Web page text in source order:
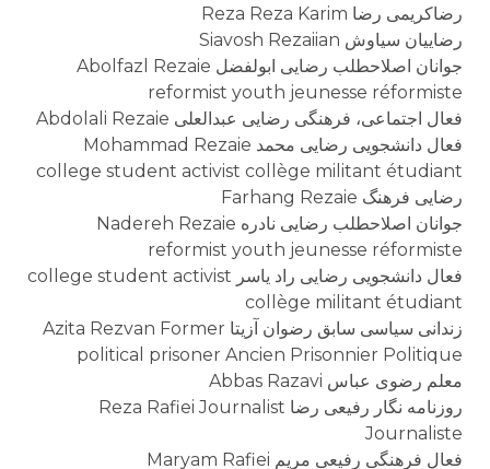
رضاکریمی رضا Reza Reza Karim
رضاييان سياوش Siavosh Rezaiian
جوانان اصلاحطلب رضایی ابولفضل Abolfazl Rezaie
reformist youth jeunesse réformiste
فعال اجتماعی، فرهنگی رضایی عبدالعلی Abdolali Rezaie
فعال دانشجویی رضایی محمد Mohammad Rezaie
college student activist collège militant étudiant
رضایی فرهنگ Farhang Rezaie
جوانان اصلاحطلب رضایی نادره Nadereh Rezaie
reformist youth jeunesse réformiste
فعال دانشجویی رضایی راد یاسر college student activist
collège militant étudiant
زندانی سیاسی سابق رضوان آزیتا Azita Rezvan Former
political prisoner Ancien Prisonnier Politique
معلم رضوی عباس Abbas Razavi
روزنامه نگار رفیعی رضا Reza Rafiei Journalist
Journaliste
فعال فرهنگی رفیعی مریم Maryam Rafiei